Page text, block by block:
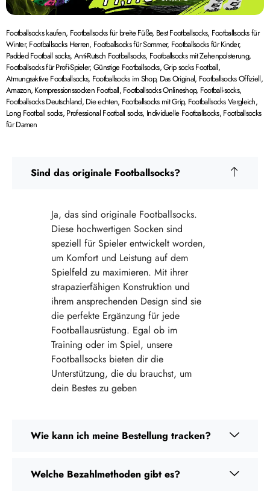
Footballsocks kaufen, Footballsocks für breite Füße, Best Footballsocks, Footballsocks für
Winter, Footballsocks Herren, Footballsocks für Sommer, Footballsocks für Kinder,
Padded Football socks, Anti-Rutsch Footballsocks, Footballsocks mit Zehenpolsterung,
Footballsocks für Profi-Spieler, Günstige Footballsocks, Grip socks Football,
Atmungsaktive Footballsocks, Footballsocks im Shop, Das Original, Footballsocks Offiziell,
Amazon, Kompressionssocken Football, Footballsocks Onlineshop, Football-socks,
Footballsocks Deutschland, Die echten, Footballsocks mit Grip, Footballsocks Vergleich,
Long Football socks, Professional Football socks, Individuelle Footballsocks, Footballsocks
für Damen
Sind das originale Footballsocks?
Ja, das sind originale Footballsocks.
Diese hochwertigen Socken sind
speziell für Spieler entwickelt worden,
um Komfort und Leistung auf dem
Spielfeld zu maximieren. Mit ihrer
strapazierfähigen Konstruktion und
ihrem ansprechenden Design sind sie
die perfekte Ergänzung für jede
Footballausrüstung. Egal ob im
Training oder im Spiel, unsere
Footballsocks bieten dir die
Unterstützung, die du brauchst, um
dein Bestes zu geben
Wie kann ich meine Bestellung tracken?
Welche Bezahlmethoden gibt es?